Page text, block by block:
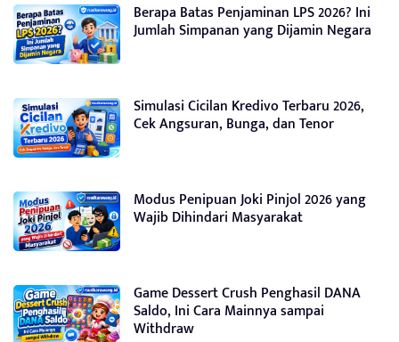
Berapa Batas Penjaminan LPS 2026? Ini
Jumlah Simpanan yang Dijamin Negara
Simulasi Cicilan Kredivo Terbaru 2026,
Cek Angsuran, Bunga, dan Tenor
Modus Penipuan Joki Pinjol 2026 yang
Wajib Dihindari Masyarakat
Game Dessert Crush Penghasil DANA
Saldo, Ini Cara Mainnya sampai
Withdraw